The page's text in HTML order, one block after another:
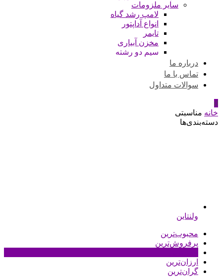
سایر ملزومات
لامپ رشد گیاه
انواع آداپتور
تایمر
مخزن آبیاری
سیم دو رشته
درباره ما
تماس با ما
سوالات متداول
0
خانه مناسبتی
دسته‌بندی‌ها
ولنتاین
محبوب‌ترین
پرفروش‌ترین
ارزان‌ترین
گران‌ترین